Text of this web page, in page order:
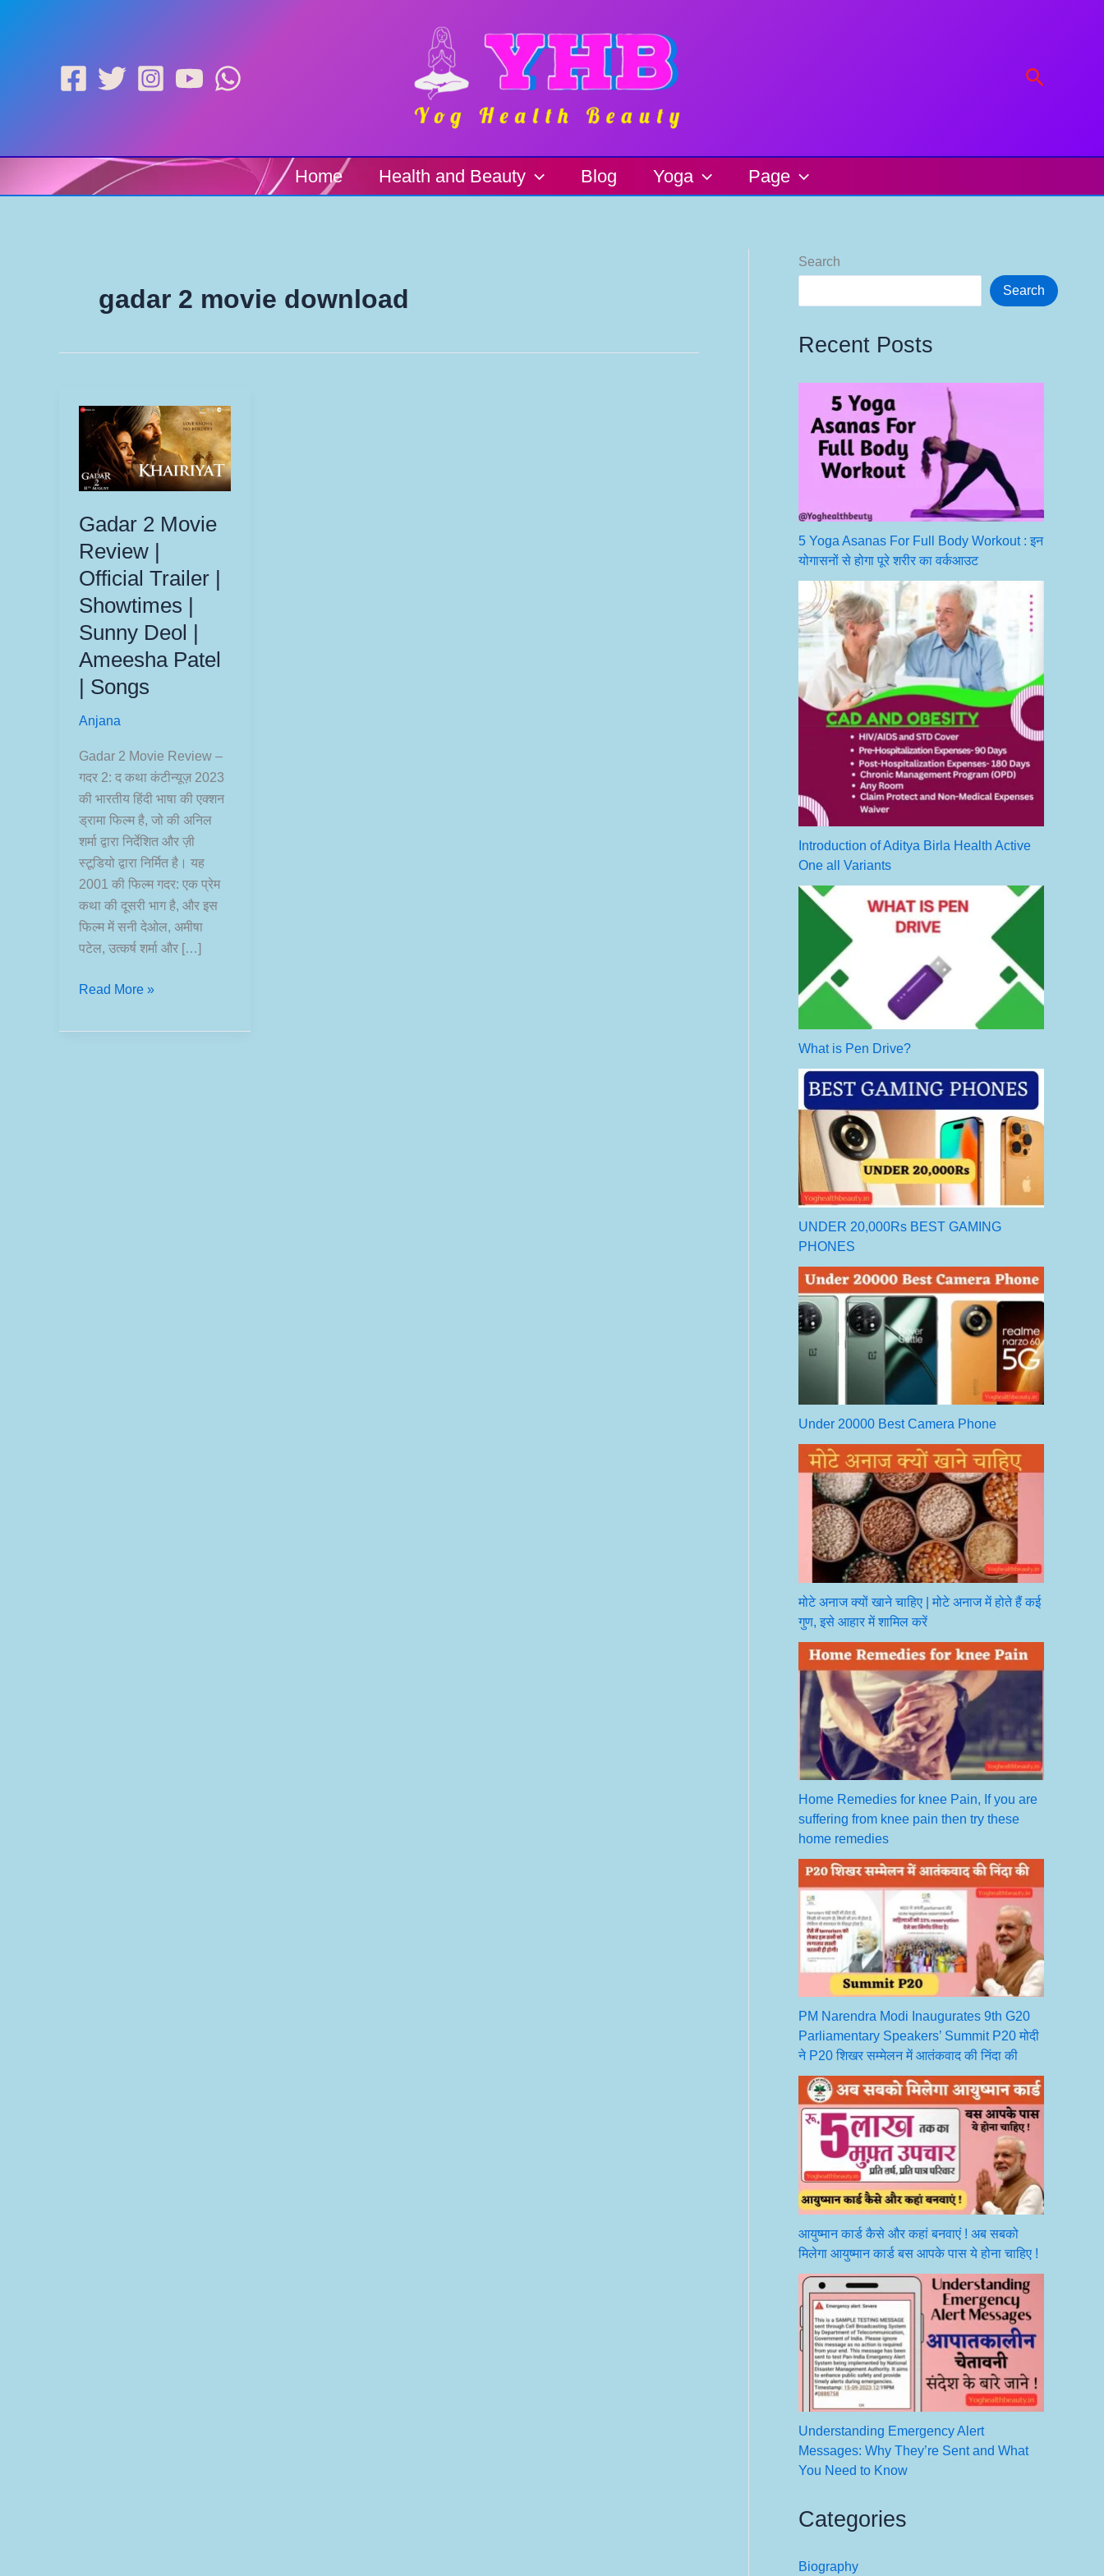
Search
Home Health and Beauty Blog Yoga Page
gadar 2 movie download
Gadar 2 Movie
Review |
Official Trailer |
Showtimes |
Sunny Deol |
Ameesha Patel
| Songs
Anjana
Gadar 2 Movie Review –
गदर 2: द कथा कंटीन्यूज़ 2023
की भारतीय हिंदी भाषा की एक्शन
ड्रामा फिल्म है, जो की अनिल
शर्मा द्वारा निर्देशित और ज़ी
स्टूडियो द्वारा निर्मित है। यह
2001 की फिल्म गदर: एक प्रेम
कथा की दूसरी भाग है, और इस
फिल्म में सनी देओल, अमीषा
पटेल, उत्कर्ष शर्मा और […]
Gadar
Movie
Read More »
Search
Search
Recent Posts
5 Yoga Asanas For Full Body Workout : इन
योगासनों से होगा पूरे शरीर का वर्कआउट
Introduction of Aditya Birla Health Active
One all Variants
What is Pen Drive?
UNDER 20,000Rs BEST GAMING
PHONES
Under 20000 Best Camera Phone
मोटे अनाज क्यों खाने चाहिए | मोटे अनाज में होते हैं कई
गुण, इसे आहार में शामिल करें
Home Remedies for knee Pain, If you are
suffering from knee pain then try these
home remedies
PM Narendra Modi Inaugurates 9th G20
Parliamentary Speakers’ Summit P20 मोदी
ने P20 शिखर सम्मेलन में आतंकवाद की निंदा की
आयुष्मान कार्ड कैसे और कहां बनवाएं ! अब सबको
मिलेगा आयुष्मान कार्ड बस आपके पास ये होना चाहिए !
Understanding Emergency Alert
Messages: Why They’re Sent and What
You Need to Know
Categories
Biography